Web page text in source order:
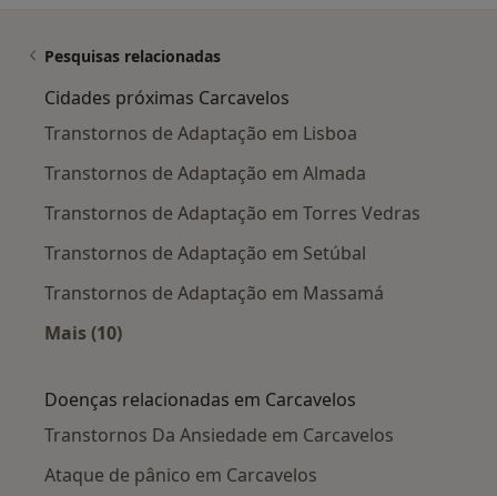
Pesquisas relacionadas
Cidades próximas Carcavelos
Transtornos de Adaptação em Lisboa
Transtornos de Adaptação em Almada
Transtornos de Adaptação em Torres Vedras
Transtornos de Adaptação em Setúbal
Transtornos de Adaptação em Massamá
Mais (10)
Doenças relacionadas em Carcavelos
Transtornos Da Ansiedade em Carcavelos
Ataque de pânico em Carcavelos